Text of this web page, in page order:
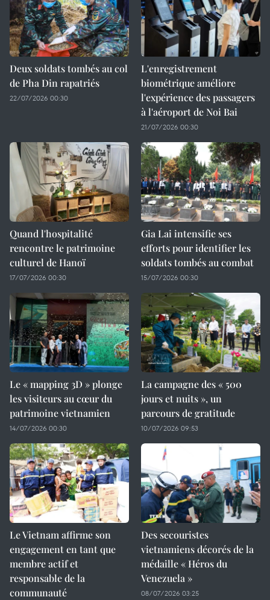
Deux soldats tombés au col
de Pha Din rapatriés
22/07/2026 00:30
L'enregistrement
biométrique améliore
l'expérience des passagers
à l'aéroport de Noi Bai
21/07/2026 00:30
Quand l'hospitalité
rencontre le patrimoine
culturel de Hanoï
17/07/2026 00:30
Gia Lai intensifie ses
efforts pour identifier les
soldats tombés au combat
15/07/2026 00:30
Le « mapping 3D » plonge
les visiteurs au cœur du
patrimoine vietnamien
14/07/2026 00:30
La campagne des « 500
jours et nuits », un
parcours de gratitude
10/07/2026 09:53
Le Vietnam affirme son
engagement en tant que
membre actif et
responsable de la
communauté
Des secouristes
vietnamiens décorés de la
médaille « Héros du
Venezuela »
08/07/2026 03:25